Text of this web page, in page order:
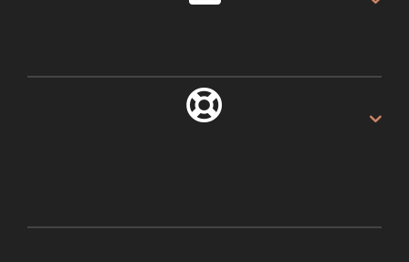
Recht van retour.
En de beste service.